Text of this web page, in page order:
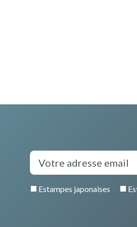
Estampes japonaises